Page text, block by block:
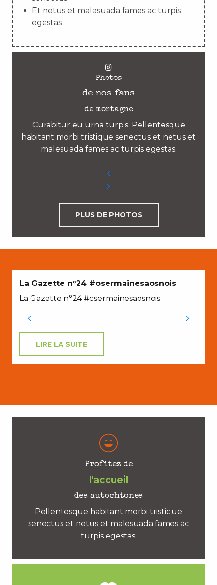
Et netus et malesuada fames ac turpis
egestas
Photos
de nos fans
de montagne
Curabitur eu urna turpis. Pellentesque
habitant morbi tristique senectus et netus et
malesuada fames ac turpis egestas.
PLUS DE PHOTOS
La Gazette n°24 #osermainesaosnois
La Gazette n°24 #osermainesaosnois
LIRE LA SUITE
Profitez de
l'accueil
des autochtones
Pellentesque habitant morbi tristique
senectus et netus et malesuada fames ac
turpis egestas.